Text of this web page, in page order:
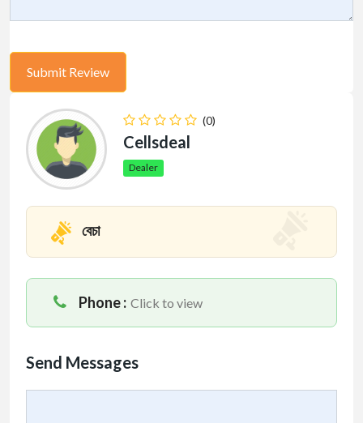
(0)
Cellsdeal
Dealer
বেচা
Phone : Click to view
Send Messages